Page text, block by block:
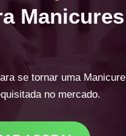
Manicures
se tornar uma Manicure
no mercado.